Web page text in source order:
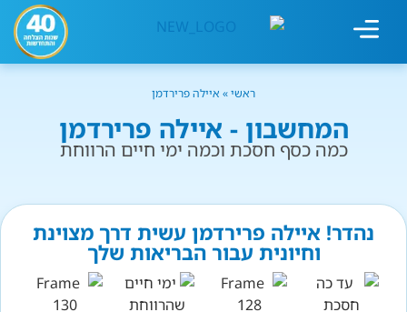
ראשי» איילה פרירדמן
המחשבון - איילה פרירדמן
כמה כסף חסכת וכמה ימי חיים הרווחת
נהדר! איילה פרירדמן עשית דרך מצוינת
וחיונית עבור הבריאות שלך